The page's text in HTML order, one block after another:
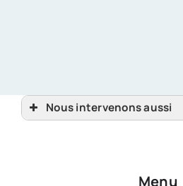
Nous intervenons aussi
Parodontologie Trébeurden, Paimpol
Menu